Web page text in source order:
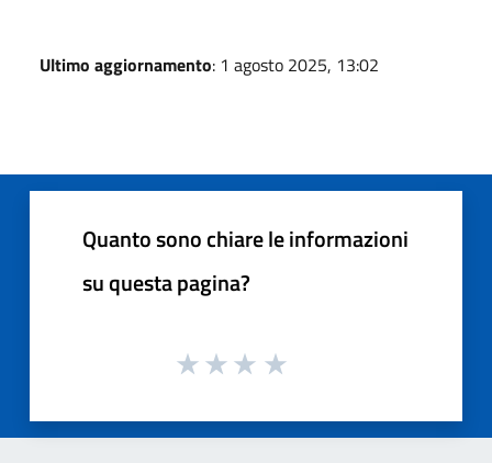
Ultimo aggiornamento: 1 agosto 2025, 13:02
Quanto sono chiare le informazioni
su questa pagina?